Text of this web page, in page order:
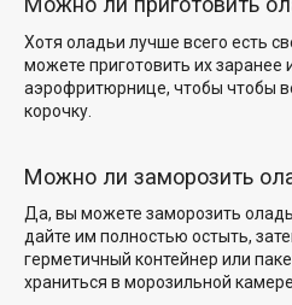
Хотя оладьи лучше всего есть
можете приготовить их заранее
аэрофритюрнице, чтобы чтобы
корочку.
Можно ли заморозить
Да, вы можете заморозить
дайте им полностью остыть,
герметичный контейнер или
храниться в морозильной